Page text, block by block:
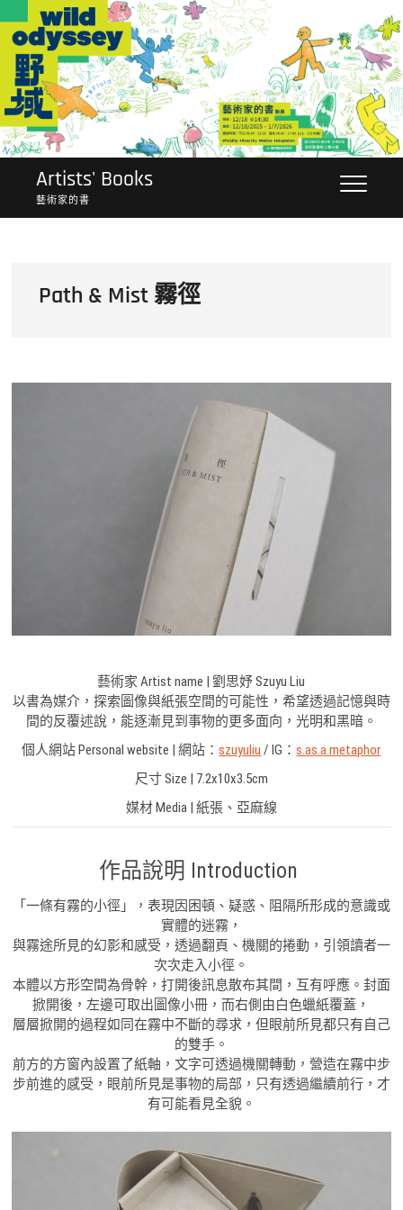
content
Artists' Books
藝術家的書
Path & Mist 霧徑
藝術家 Artist name | 劉思妤 Szuyu Liu
以書為媒介，探索圖像與紙張空間的可能性，希望透過記憶與時
間的反覆述說，能逐漸見到事物的更多面向，光明和黑暗。
個人網站 Personal website | 網站：szuyuliu / IG：s.as.a.metaphor
尺寸 Size | 7.2x10x3.5cm
媒材 Media | 紙張、亞麻線
作品說明 Introduction
「一條有霧的小徑」，表現因困頓、疑惑、阻隔所形成的意識或
實體的迷霧，
與霧途所見的幻影和感受，透過翻頁、機關的捲動，引領讀者一
次次走入小徑。
本體以方形空間為骨幹，打開後訊息散布其間，互有呼應。封面
掀開後，左邊可取出圖像小冊，而右側由白色蠟紙覆蓋，
層層掀開的過程如同在霧中不斷的尋求，但眼前所見都只有自己
的雙手。
前方的方窗內設置了紙軸，文字可透過機關轉動，營造在霧中步
步前進的感受，眼前所見是事物的局部，只有透過繼續前行，才
有可能看見全貌。